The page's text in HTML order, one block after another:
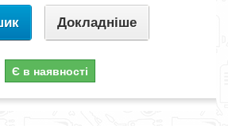
Докладніше
Є в наявності